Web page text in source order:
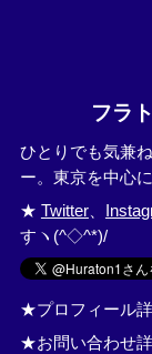
フラ
ひとりでも気兼
ー。東京を中心
★ Twitter、
すヽ(^◇^*)/
★プロフィール
★お問い合わせ